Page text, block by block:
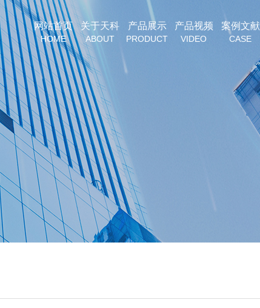
网站首页
HOME
关于天科
ABOUT
产品展示
PRODUCT
产品视频
VIDEO
案例文献
CASE